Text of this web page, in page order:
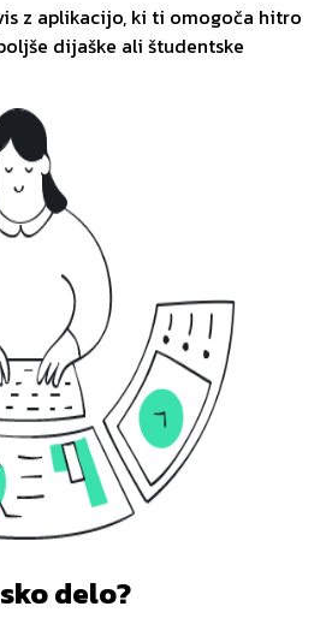
z aplikacijo, ki ti omogoča hitro
dijaške ali študentske
delo?